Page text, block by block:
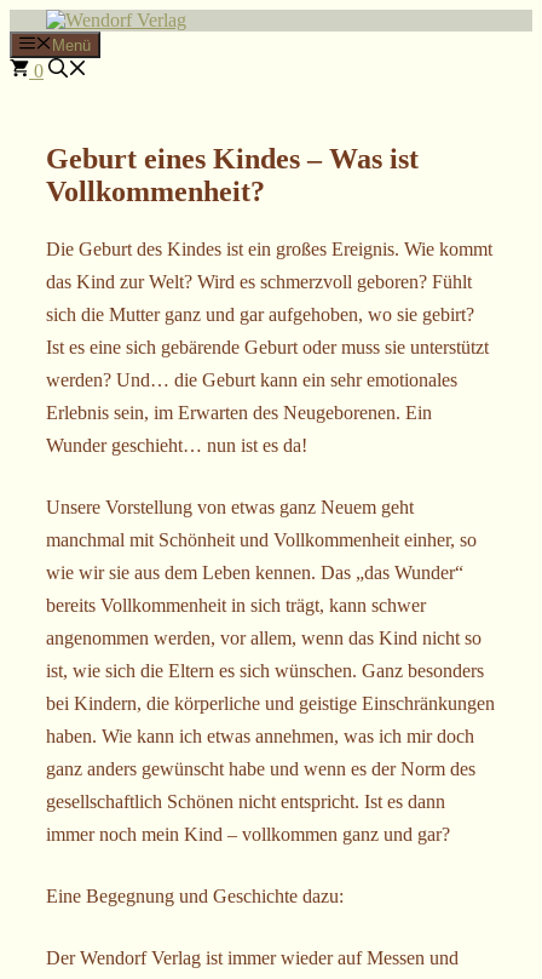
Inhalt
springen
Menü
0
Geburt eines Kindes – Was ist
Vollkommenheit?
Die Geburt des Kindes ist ein großes Ereignis. Wie kommt
das Kind zur Welt? Wird es schmerzvoll geboren? Fühlt
sich die Mutter ganz und gar aufgehoben, wo sie gebirt?
Ist es eine sich gebärende Geburt oder muss sie unterstützt
werden? Und… die Geburt kann ein sehr emotionales
Erlebnis sein, im Erwarten des Neugeborenen. Ein
Wunder geschieht… nun ist es da!
Unsere Vorstellung von etwas ganz Neuem geht
manchmal mit Schönheit und Vollkommenheit einher, so
wie wir sie aus dem Leben kennen. Das „das Wunder“
bereits Vollkommenheit in sich trägt, kann schwer
angenommen werden, vor allem, wenn das Kind nicht so
ist, wie sich die Eltern es sich wünschen. Ganz besonders
bei Kindern, die körperliche und geistige Einschränkungen
haben. Wie kann ich etwas annehmen, was ich mir doch
ganz anders gewünscht habe und wenn es der Norm des
gesellschaftlich Schönen nicht entspricht. Ist es dann
immer noch mein Kind – vollkommen ganz und gar?
Eine Begegnung und Geschichte dazu:
Der Wendorf Verlag ist immer wieder auf Messen und